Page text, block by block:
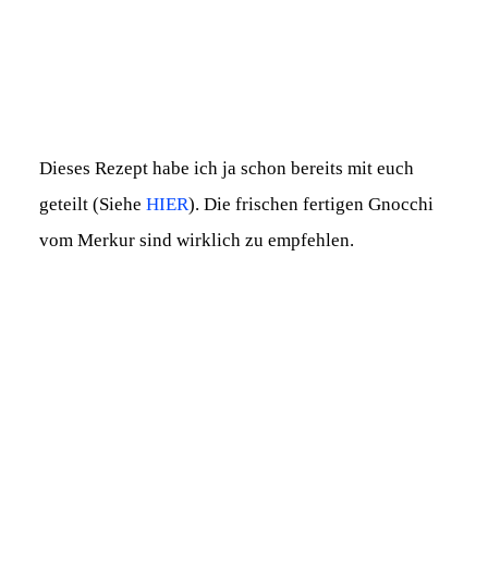
Dieses Rezept habe ich ja schon bereits mit euch
geteilt (Siehe HIER). Die frischen fertigen Gnocchi
vom Merkur sind wirklich zu empfehlen.